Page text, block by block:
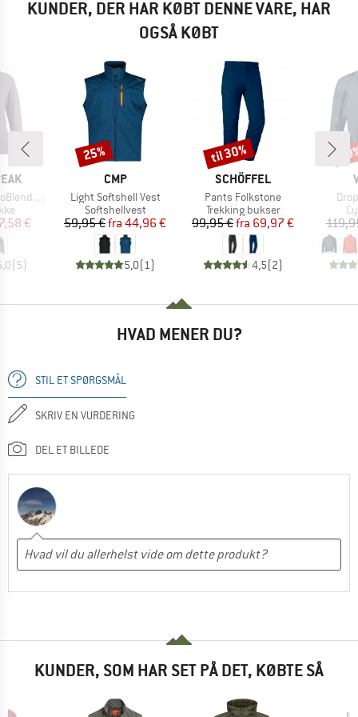
KUNDER, DER HAR KØBT DENNE VARE, HAR
OGSÅ KØBT
II Jacket
pris
€
(5)
MÆRKE
CMP
Artikel
Light Softshell Vest
Produktgruppe
Softshellvest
Pris
59,95 € Nedsat pris
fra 44,96 €
5,0(1 )
Rabat
25%
MÆRKE
SCHÖFFEL
Artikel
Pants Folkstone
Produktgruppe
Trekking bukser
Pris
99,95 € Nedsat pris
fra 69,97 €
4,5(2)
Rabat
til 30%
HVAD MENER DU?
STIL ET SPØRGSMÅL
SKRIV EN VURDERING
DEL ET BILLEDE
KUNDER, SOM HAR SET PÅ DET, KØBTE SÅ